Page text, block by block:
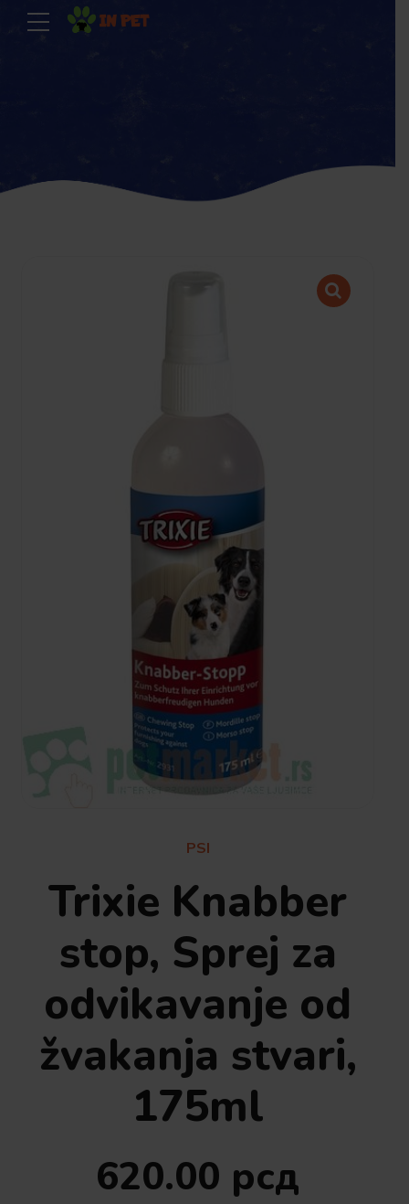
PSI
Trixie Knabber
stop, Sprej za
odvikavanje od
žvakanja stvari,
175ml
620.00 рсд